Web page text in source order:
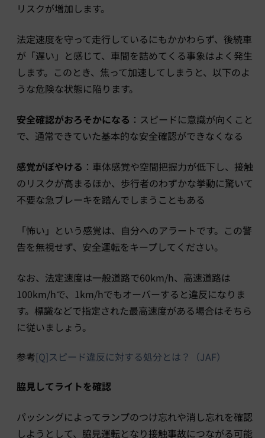
リスクが増加します。
法定速度を守って走行しているにもかかわらず、後続車
が「遅い」と感じて、車間を詰めてくる事象はよく発生
します。このとき、焦って加速してしまうと、以下のよ
うな危険な状態に陥ります。
安全確認がおろそかになる ：スピードに意識が向くこと
で、通常できていた基本的な安全確認ができなくなる
感覚がぼやける ：車体感覚や空間把握力が低下し、接触
のリスクが高まるほか、歩行者のわずかな挙動に驚いて
不要な急ブレーキを踏んでしまうこともある
「怖い」という感覚は、自分へのアラートです。この警
告を無視せず、安全運転をキープしてください。
なお、法定速度は一般道路で60km/h、高速道路は
100km/hで、1km/hでもオーバーすると違反になりま
す。標識などで指定された最高速度がある場合はそちら
に従いましょう。
参考[Q]スピード違反に対する処分とは？（JAF）
脇見してライトを確認
パッシングによってランプのつけ忘れや消し忘れを確認
しようとして、脇見運転となり接触事故につながる可能